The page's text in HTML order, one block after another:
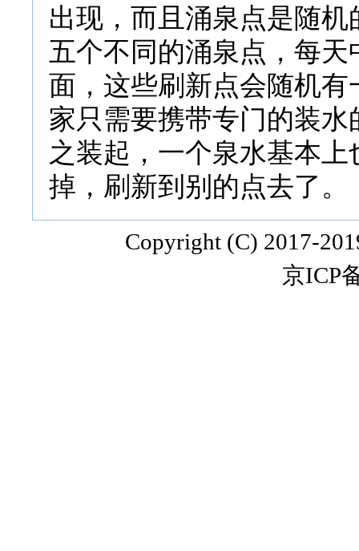
出现，而且涌泉点是随
五个不同的涌泉点，每
面，这些刷新点会随机
家只需要携带专门的装
之装起，一个泉水基本
掉，刷新到别的点去了。
Copyright (C) 2017-
京ICP